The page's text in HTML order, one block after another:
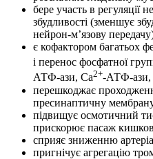
бере участь в регуляції
збудливості (зменшує
нейрон-м’язову
є кофактором багатьох
і перенос фосфатної
АТФ-ази, Са2+-АТФ-ази,
перешкоджає
пресинаптичну
підвищує осмотичний
прискорює пасаж
сприяє зниженню
пригнічує агрегацію